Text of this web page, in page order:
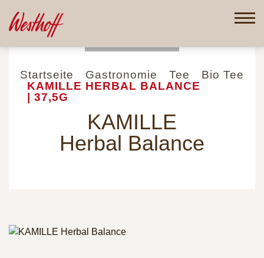
zum
Startseite Gastronomie Tee
Bio Tee
KAMILLE HERBAL BALANCE
| 37,5G
KAMILLE
Herbal Balance